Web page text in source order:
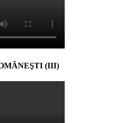
(III)